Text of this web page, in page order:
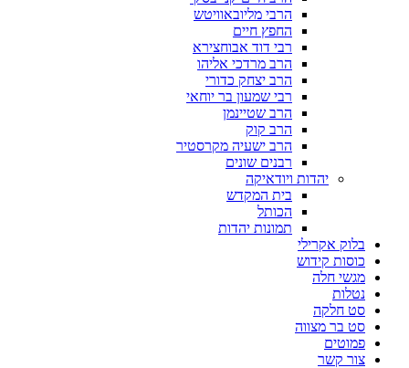
הרבי מליובאוויטש
החפץ חיים
רבי דוד אבוחצירא
הרב מרדכי אליהו
הרב יצחק כדורי
רבי שמעון בר יוחאי
הרב שטיינמן
הרב קוק
הרב ישעיה מקרסטיר
רבנים שונים
יהדות ויודאיקה
בית המקדש
הכותל
תמונות יהדות
בלוק אקרילי
כוסות קידוש
מגשי חלה
נטלות
סט חלקה
סט בר מצווה
פמוטים
צור קשר